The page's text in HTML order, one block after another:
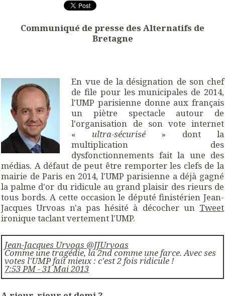
Communiqué de presse des Alternatifs de
Bretagne
En vue de la désignation de son chef
de file pour les municipales de 2014,
l'UMP parisienne donne aux français
un piètre spectacle autour de
l'organisation de son vote internet
« ultra-sécurisé» dont la
multiplication des
dysfonctionnements fait la une des
médias. A défaut de peut être remporter les clefs de la
mairie de Paris en 2014, l'UMP parisienne a déjà gagné
la palme d'or du ridicule au grand plaisir des rieurs de
tous bords. A cette occasion le député finistérien Jean-
Jacques Urvoas n'a pas hésité à décocher un Tweet
ironique taclant vertement l'UMP.
Jean-Jacques Urvoas @JJUrvoas
Comme une tragédie, la 2nd comme une farce. Avec ses
votes l'UMP fait mieux : c'est 2 fois ridicule !
7:53 PM - 31 Mai 2013